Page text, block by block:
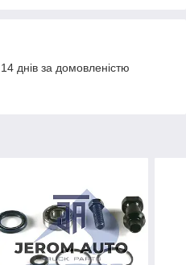
днів за домовленістю